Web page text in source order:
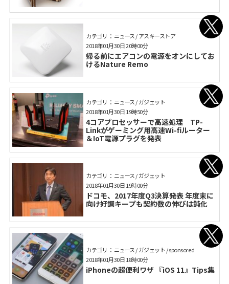
カテゴリ： ニュース / アスキーストア
帰る前にエアコンの電源をオンにしてお
けるNature Remo
2018年01月30日 20時00分
カテゴリ： ニュース / ガジェット
4コアプロセッサーで高速処理 TP-
Linkがゲーミング用高速Wi-fiルーター
＆IoT電源プラグを発表
2018年01月30日 19時50分
カテゴリ： ニュース / ガジェット
ドコモ、2017年度Q3決算発表 年度末に
向け好調キープも契約数の伸びは鈍化
2018年01月30日 19時00分
カテゴリ： ニュース / ガジェット / sponsored
iPhoneの超便利ワザ 『iOS 11』Tips集
2018年01月30日 18時00分